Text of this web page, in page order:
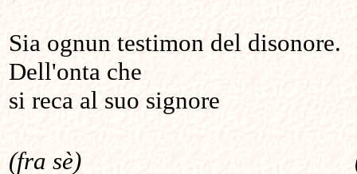
Sia ognun testimon del disonore.
Dell'onta che
si reca al suo signore
(fra sè)